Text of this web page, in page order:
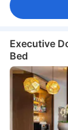
Executive
Bed